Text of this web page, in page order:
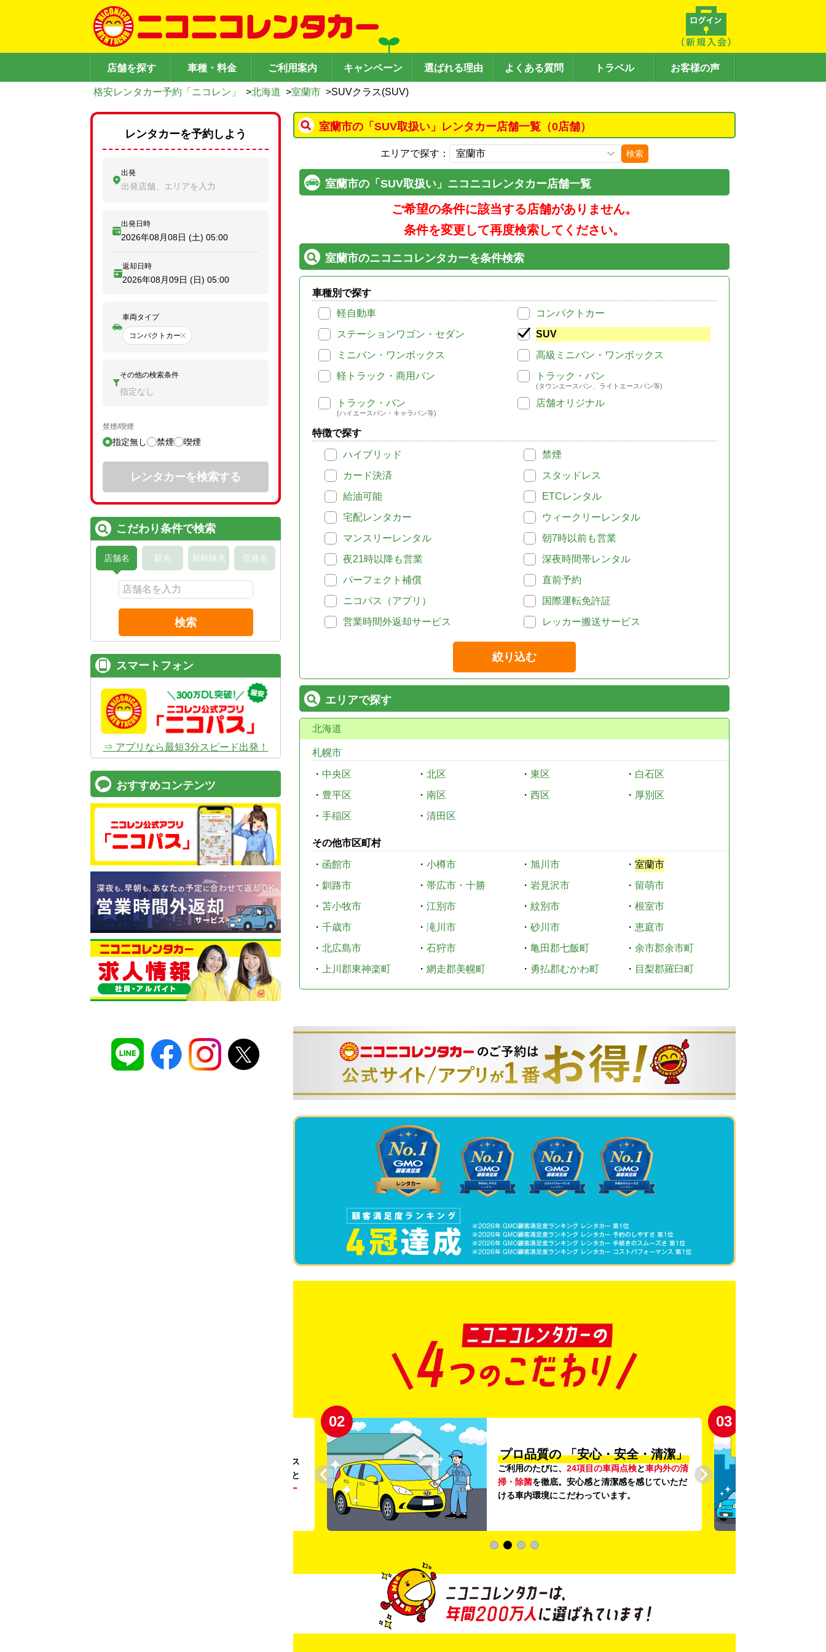
店舗を探す 車種・料金 ご利用案内 キャンペーン 選ばれる理由 よくある質問 トラベル お客様の声
格安レンタカー予約「ニコレン」 >北海道 >室蘭市 >SUVクラス(SUV)
室蘭市の「SUV取扱い」レンタカー店舗一覧（0店舗）
エリアで探す： 検索
室蘭市の「SUV取扱い」ニコニコレンタカー店舗一覧
ご希望の条件に該当する店舗がありません。
条件を変更して再度検索してください。
室蘭市のニコニコレンタカーを条件検索
車種別で探す
軽自動車
コンパクトカー
ステーションワゴン・セダン
SUV
ミニバン・ワンボックス
高級ミニバン・ワンボックス
軽トラック・商用バン
トラック・バン
(タウンエースバン、ライトエースバン等)
トラック・バン
(ハイエースバン・キャラバン等)
店舗オリジナル
特徴で探す
ハイブリッド
禁煙
カード決済
スタッドレス
給油可能
ETCレンタル
宅配レンタカー
ウィークリーレンタル
マンスリーレンタル
朝7時以前も営業
夜21時以降も営業
深夜時間帯レンタル
パーフェクト補償
直前予約
ニコパス（アプリ）
国際運転免許証
営業時間外返却サービス
レッカー搬送サービス
絞り込む
エリアで探す
北海道
札幌市
・ 中央区 ・ 北区 ・ 東区 ・ 白石区
・ 豊平区 ・ 南区 ・ 西区 ・ 厚別区
・ 手稲区 ・ 清田区
その他市区町村
・ 函館市 ・ 小樽市 ・ 旭川市 ・ 室蘭市
・ 釧路市 ・ 帯広市・十勝 ・ 岩見沢市 ・ 留萌市
・ 苫小牧市 ・ 江別市 ・ 紋別市 ・ 根室市
・ 千歳市 ・ 滝川市 ・ 砂川市 ・ 恵庭市
・ 北広島市 ・ 石狩市 ・ 亀田郡七飯町 ・ 余市郡余市町
・
上川郡東神楽町 ・ 網走郡美幌町 ・ 勇払郡むかわ町 ・ 目梨郡羅臼町
。ガソリンス
タンドや整備工場の既存インフラを活用すること
リー
02
プロ品質の 「安心・安全・清潔」
ご利用のたびに、 24項目の車両点検と車内外の清
掃・除菌を徹底。安心感と清潔感を感じていただ
ける車内環境にこだわっています。
03
レンタカーを予約しよう
出発
出発店舗、エリアを入力
出発日時
2026年08月08日 (土) 05:00
返却日時
2026年08月09日 (日) 05:00
車両タイプ
コンパクトカー
その他の検索条件
指定なし
禁煙/喫煙
指定無し 禁煙 喫煙
レンタカーを検索する
こだわり条件で検索
店舗名 駅名 新幹線名 空港名
検索
スマートフォン
⇒ アプリなら最短3分スピード出発！
おすすめコンテンツ